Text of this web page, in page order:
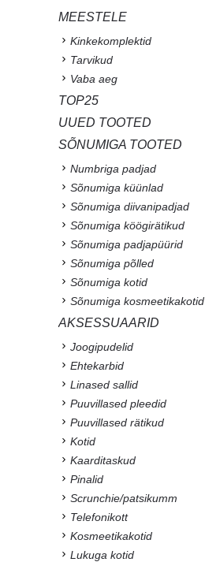
MEESTELE
Kinkekomplektid
Tarvikud
Vaba aeg
TOP25
UUED TOOTED
SÕNUMIGA TOOTED
Numbriga padjad
Sõnumiga küünlad
Sõnumiga diivanipadjad
Sõnumiga köögirätikud
Sõnumiga padjapüürid
Sõnumiga põlled
Sõnumiga kotid
Sõnumiga kosmeetikakotid
AKSESSUAARID
Joogipudelid
Ehtekarbid
Linased sallid
Puuvillased pleedid
Puuvillased rätikud
Kotid
Kaarditaskud
Pinalid
Scrunchie/patsikumm
Telefonikott
Kosmeetikakotid
Lukuga kotid